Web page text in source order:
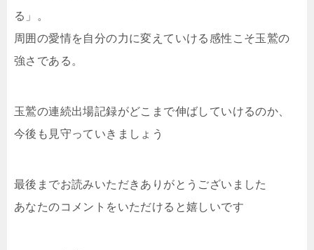
る」。
周囲の愛情を自分の力に変えていける感性こそ玉鷲の
強さである。
玉鷲の連続出場記録がどこまで伸ばしていけるのか、
今後も見守っていきましょう
最後までお読みいただきありがとうございました
あなたのコメントをいただけると嬉しいです